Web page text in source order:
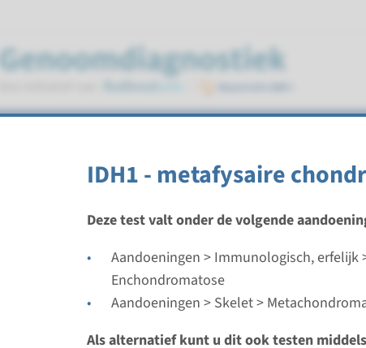
IDH1 - metafysaire
Deze test valt onder de volgende
Aandoeningen > Immunologisch, erfelijk
Enchondromatose
Aandoeningen > Skelet >
Als alternatief kunt u dit ook testen
Metachondromatose /
IDH1 - metafysaire chondromatosis
Doorlooptijd
Volledige analyse: 8 weken / Gerichte